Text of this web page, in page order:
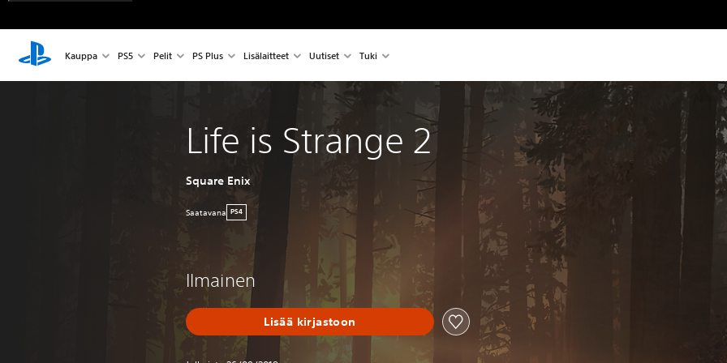
Kauppa PS5 Pelit PS Plus Lisälaitteet Uutiset Tuki
Life is Strange 2
Square Enix
Saatavana PS4
Ilmainen
Lisää kirjastoon